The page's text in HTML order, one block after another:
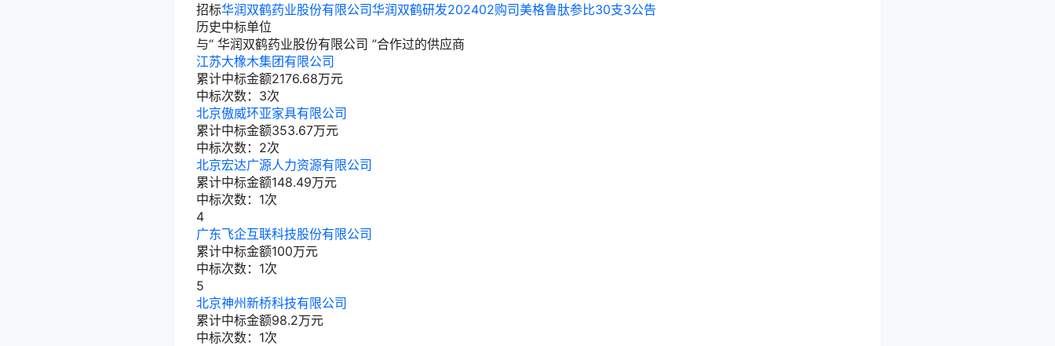
招标华润双鹤药业股份有限公司华润双鹤研发202402购司美格鲁肽参比30支3公告
历史中标单位
与“ 华润双鹤药业股份有限公司 ”合作过的供应商
江苏大橡木集团有限公司
累计中标金额2176.68万元
中标次数：3次
北京傲威环亚家具有限公司
累计中标金额353.67万元
中标次数：2次
北京宏达广源人力资源有限公司
累计中标金额148.49万元
中标次数：1次
4
广东飞企互联科技股份有限公司
累计中标金额100万元
中标次数：1次
5
北京神州新桥科技有限公司
累计中标金额98.2万元
中标次数：1次